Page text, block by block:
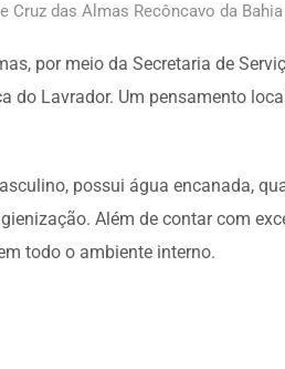
Cruz das Almas Recôncavo da
por meio da Secretaria de
do Lavrador. Um pensamento
possui água encanada,
Além de contar com
todo o ambiente interno.